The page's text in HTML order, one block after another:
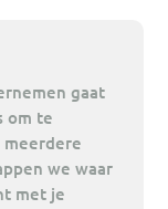
gaat
om te
meerdere
we waar
met je